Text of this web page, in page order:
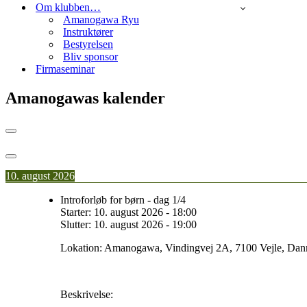
Om klubben…
Amanogawa Ryu
Instruktører
Bestyrelsen
Bliv sponsor
Firmaseminar
Amanogawas kalender
10. august 2026
Introforløb for børn - dag 1/4
Starter: 10. august 2026 - 18:00
Slutter: 10. august 2026 - 19:00
Lokation: Amanogawa, Vindingvej 2A, 7100 Vejle,
Beskrivelse: